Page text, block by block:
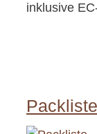
inklusive
Packliste